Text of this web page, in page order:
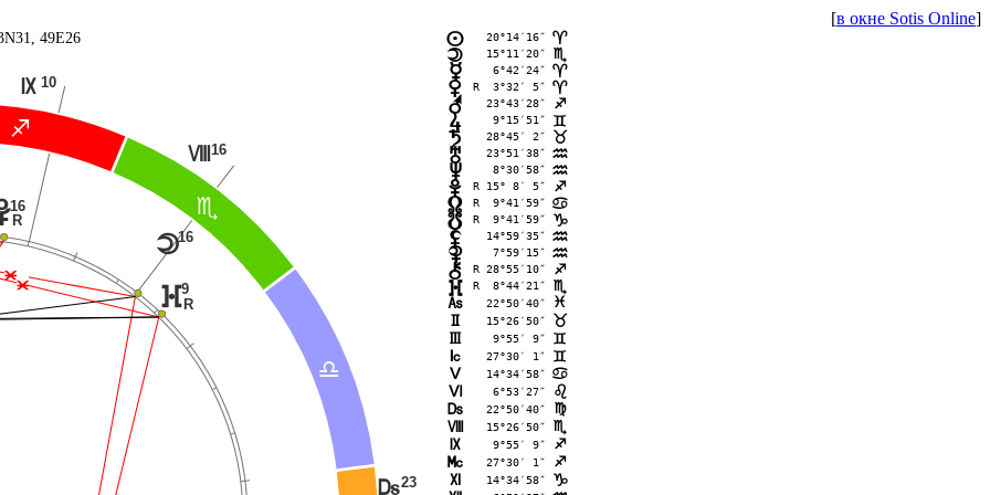
[в окне Sotis Online]
49E26
A
B
C
23
M
16
N
10
O
}9
R
o16
16
R
ËË
n 20°14′16″ ;
o 15°11′20″ B
p 6°42′24″ ;
q R  3°32′ 5″ ;
r 23°43′28″ C
s 9°15′51″ =
t 28°45′ 2″ <
u 23°51′38″ E
v 8°30′58″ E
w R 15° 8′ 5″ C
x R  9°41′59″ >
y R  9°41′59″ D
z 14°59′35″ E
{ 7°59′15″ E
| R 28°55′10″ C
} R  8°44′21″ B
G 22°50′40″ F
H 15°26′50″ <
I 9°55′ 9″ =
J 27°30′ 1″ =
K 14°34′58″ >
L 6°53′27″ ?
M 22°50′40″ @
N 15°26′50″ B
O 9°55′ 9″ C
P 27°30′ 1″ C
Q 14°34′58″ D